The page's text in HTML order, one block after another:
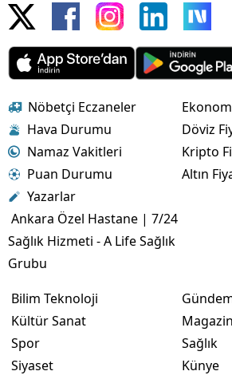
Nöbetçi Eczaneler
Hava Durumu
Namaz Vakitleri
Puan Durumu
Yazarlar
Ankara Özel Hastane | 7/24
Sağlık Hizmeti - A Life Sağlık
Grubu
Döviz
Kripto
Altın
Bilim Teknoloji
Kültür Sanat
Spor
Siyaset
Magazin
Sağlık
Künye